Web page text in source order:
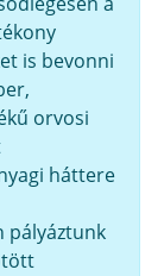
is bevonni
orvosi
háttere
pályáztunk